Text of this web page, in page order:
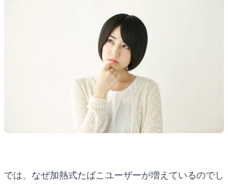
では、なぜ加熱式たばこユーザーが増えているのでし